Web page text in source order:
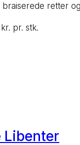
retter
pr. stk.
Libenter